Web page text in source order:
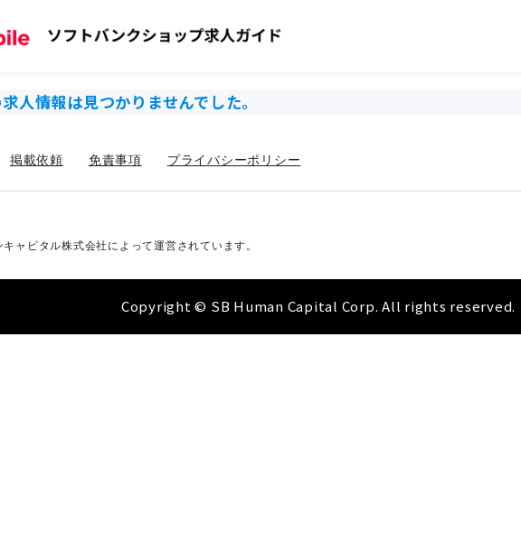
人情報は見つかりませんでした。
掲載依頼 免責事項 プライバシーポリシー
ャピタル株式会社によって運営されています。
Copyright © SB Human Capital Corp. All rights reserved.